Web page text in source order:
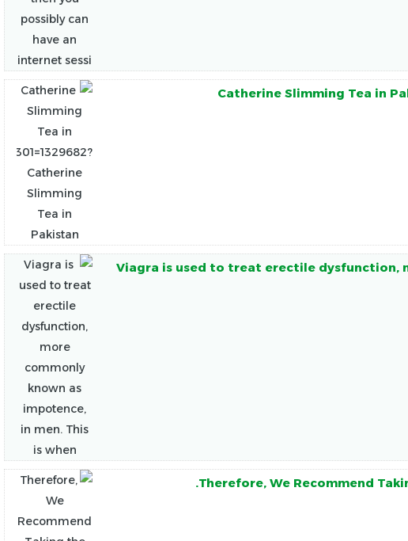
Catherine Slimming Tea in
Viagra is used to treat erectile dysfunction,
Therefore, We Recommend